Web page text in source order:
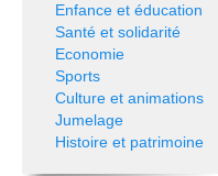
Enfance et éducation
Santé et solidarité
Economie
Sports
Culture et animations
Jumelage
Histoire et patrimoine